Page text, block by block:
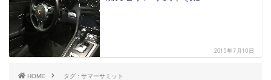
2015年7月10日
HOME タグ : サマーサミット